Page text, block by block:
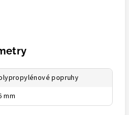
popruhy
mm